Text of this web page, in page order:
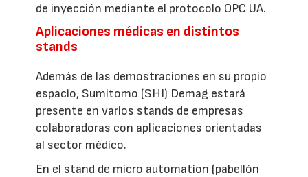
de inyección mediante el protocolo OPC UA.
Aplicaciones médicas en distintos
stands
Además de las demostraciones en su propio
espacio, Sumitomo (SHI) Demag estará
presente en varios stands de empresas
colaboradoras con aplicaciones orientadas
al sector médico.
En el stand de micro automation (pabellón